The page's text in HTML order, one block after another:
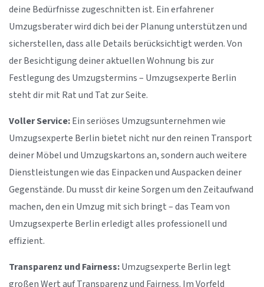
deine Bedürfnisse zugeschnitten ist. Ein erfahrener
Umzugsberater wird dich bei der Planung unterstützen und
sicherstellen, dass alle Details berücksichtigt werden. Von
der Besichtigung deiner aktuellen Wohnung bis zur
Festlegung des Umzugstermins – Umzugsexperte Berlin
steht dir mit Rat und Tat zur Seite.
Voller Service:Ein seriöses Umzugsunternehmen wie
Umzugsexperte Berlin bietet nicht nur den reinen Transport
deiner Möbel und Umzugskartons an, sondern auch weitere
Dienstleistungen wie das Einpacken und Auspacken deiner
Gegenstände. Du musst dir keine Sorgen um den Zeitaufwand
machen, den ein Umzug mit sich bringt – das Team von
Umzugsexperte Berlin erledigt alles professionell und
effizient.
Transparenz und Fairness:Umzugsexperte Berlin legt
großen Wert auf Transparenz und Fairness. Im Vorfeld